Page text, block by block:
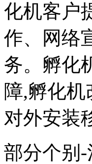
化机客户
作、网络
务。孵化
障,孵化
对外安装
部分个别-